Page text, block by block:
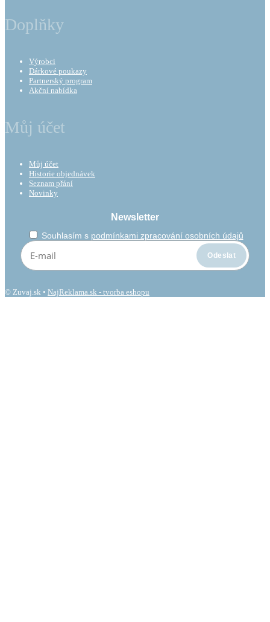
Doplňky
Výrobci
Dárkové poukazy
Partnerský program
Akční nabídka
Můj účet
Můj účet
Historie objednávek
Seznam přání
Novinky
Newsletter
Souhlasím s podmínkami zpracování osobních údajů
© Zuvaj.sk • NajReklama.sk - tvorba eshopu